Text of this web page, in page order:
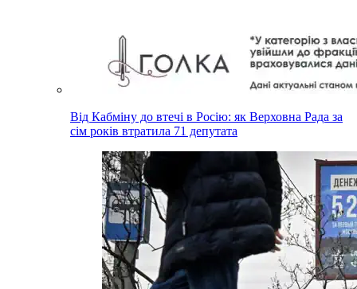
Від Кабміну до втечі в Росію: як Верховна Рада за
сім років втратила 71 депутата